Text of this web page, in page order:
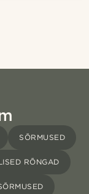
SÕRMUSED
RÕNGAD